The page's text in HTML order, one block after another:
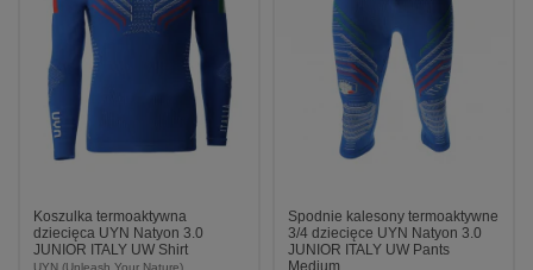
Koszulka termoaktywna
dziecięca UYN Natyon 3.0
JUNIOR ITALY UW Shirt
UYN (Unleash Your Nature)
Spodnie kalesony termoaktywne
3/4 dziecięce UYN Natyon 3.0
JUNIOR ITALY UW Pants
Medium